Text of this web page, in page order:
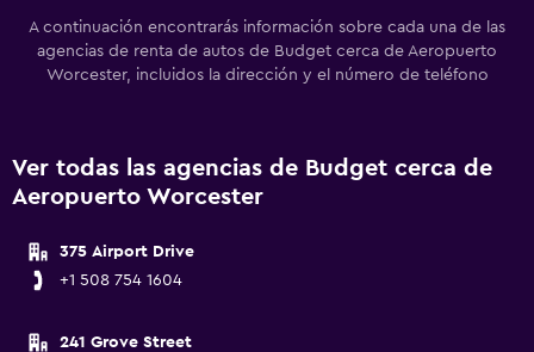
A continuación encontrarás información sobre cada una de las
agencias de renta de autos de Budget cerca de Aeropuerto
Worcester, incluidos la dirección y el número de teléfono
Ver todas las agencias de Budget cerca de
Aeropuerto Worcester
375 Airport Drive
+1 508 754 1604
241 Grove Street